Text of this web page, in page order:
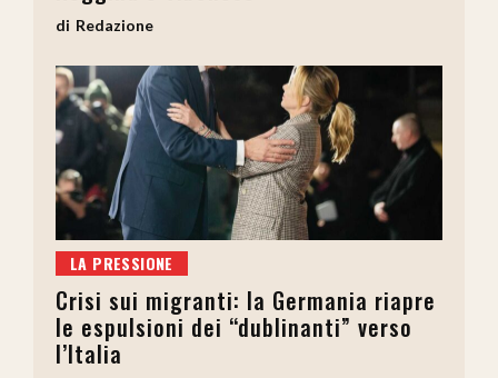
Redazione
LA PRESSIONE
Crisi sui migranti: la Germania riapre
le espulsioni dei “dublinanti” verso
l’Italia